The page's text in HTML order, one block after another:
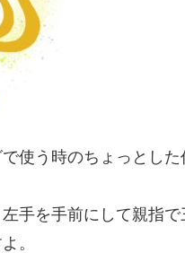
使う時のちょっとした
手を手前にして親指で
。